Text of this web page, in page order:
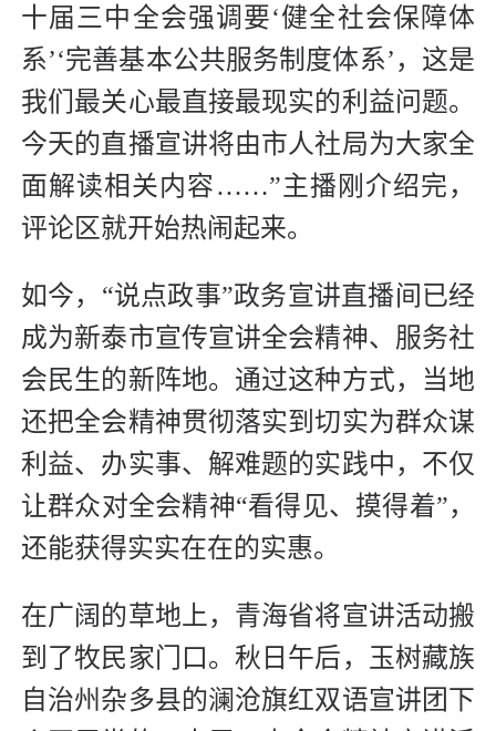
十届三中全会强调要‘健全社会保障体
系’‘完善基本公共服务制度体系’，这是
我们最关心最直接最现实的利益问题。
今天的直播宣讲将由市人社局为大家全
面解读相关内容……”主播刚介绍完，
评论区就开始热闹起来。
如今，“说点政事”政务宣讲直播间已经
成为新泰市宣传宣讲全会精神、服务社
会民生的新阵地。通过这种方式，当地
还把全会精神贯彻落实到切实为群众谋
利益、办实事、解难题的实践中，不仅
让群众对全会精神“看得见、摸得着”，
还能获得实实在在的实惠。
在广阔的草地上，青海省将宣讲活动搬
到了牧民家门口。秋日午后，玉树藏族
自治州杂多县的澜沧旗红双语宣讲团下